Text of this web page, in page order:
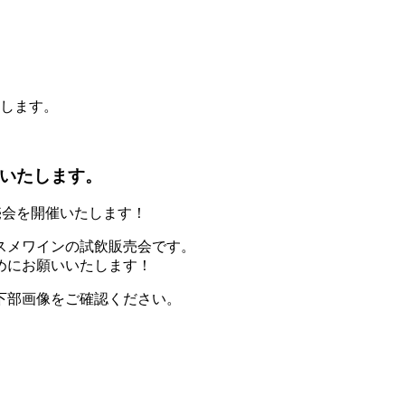
ます。
たします。
を開催いたします！
ワインの試飲販売会です。
お願いいたします！
画像をご確認ください。